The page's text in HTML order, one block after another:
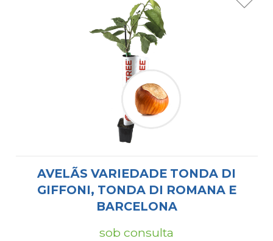
AVELÃS VARIEDADE TONDA DI
GIFFONI, TONDA DI ROMANA E
BARCELONA
sob consulta